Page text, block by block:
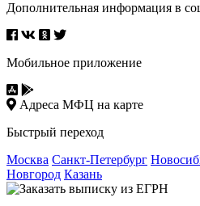
Дополнительная информация в
Мобильное приложение
Адреса МФЦ на карте
Быстрый переход
Москва Санкт-Петербург
Новгород Казань